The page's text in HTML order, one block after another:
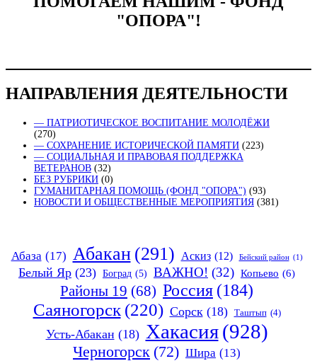
"ОПОРА"!
НАПРАВЛЕНИЯ ДЕЯТЕЛЬНОСТИ
— ПАТРИОТИЧЕСКОЕ ВОСПИТАНИЕ МОЛОДЁЖИ
(270)
— СОХРАНЕНИЕ ИСТОРИЧЕСКОЙ ПАМЯТИ (223)
— СОЦИАЛЬНАЯ И ПРАВОВАЯ ПОДДЕРЖКА
ВЕТЕРАНОВ (32)
БЕЗ РУБРИКИ (0)
ГУМАНИТАРНАЯ ПОМОЩЬ (ФОНД "ОПОРА") (93)
НОВОСТИ И ОБЩЕСТВЕННЫЕ МЕРОПРИЯТИЯ (381)
Абаза (17) Абакан (291) Аскиз (12) Бейский район (1)
Белый Яр (23) Боград (5) ВАЖНО! (32) Копьево (6)
Районы 19 (68) Россия (184)
Саяногорск (220) Сорск (18) Таштып (4)
Усть-Абакан (18) Хакасия (928)
Черногорск (72) Шира (13)